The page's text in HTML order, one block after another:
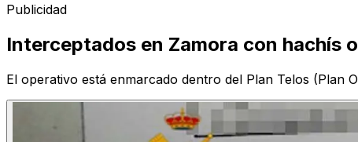
Publicidad
Interceptados en Zamora con hachís
El operativo está enmarcado dentro del Plan Telos (Plan